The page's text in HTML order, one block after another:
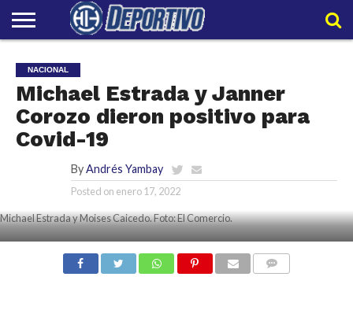
NACIONAL
INTERNACIONAL
EMBAJADORES
POLIDEPORTIVO
POLÍTICAS
DE
PRIVACIDAD
CONTACTO
HIT
EQUIPO
HIT
NACIONAL
Michael Estrada y Janner
Corozo dieron positivo para
Covid-19
By Andrés Yambay
Posted on enero 17, 2022
Michael Estrada y Moises Caicedo. Foto: El Comercio.